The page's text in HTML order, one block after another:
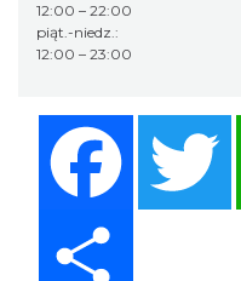
12:00 – 22:00
piąt.-niedz.:
12:00 – 23:00